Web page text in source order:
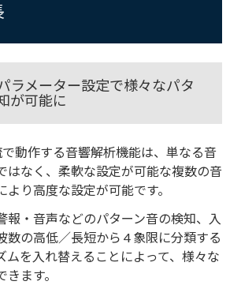
ラメーター設定で様々なパタ
が可能に
動作する音響解析機能は、単なる音
はなく、柔軟な設定が可能な複数の音
り高度な設定が可能です。
報・音声などのパターン音の検知、入
数の高低／長短から 4 象限に分類する
ムを入れ替えることによって、様々な
ます。